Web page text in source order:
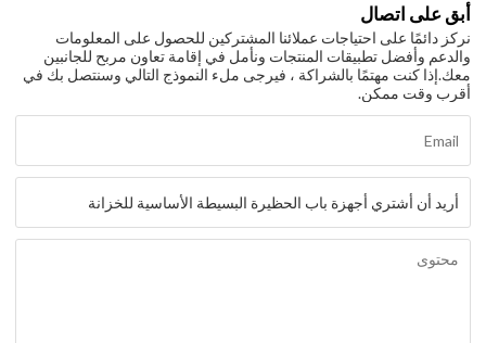
أبق على اتصال
نركز دائمًا على احتياجات عملائنا المشتركين للحصول على المعلومات
والدعم وأفضل تطبيقات المنتجات ونأمل في إقامة تعاون مربح للجانبين
معك.إذا كنت مهتمًا بالشراكة ، فيرجى ملء النموذج التالي وسنتصل بك في
أقرب وقت ممكن.